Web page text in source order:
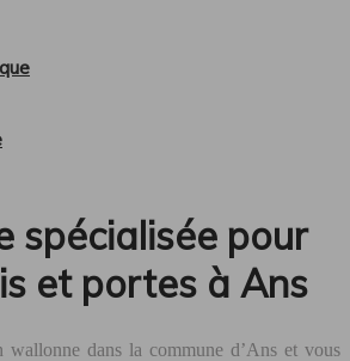
spécialisée pour
et portes à Ans
wallonne dans la commune d’Ans et vous